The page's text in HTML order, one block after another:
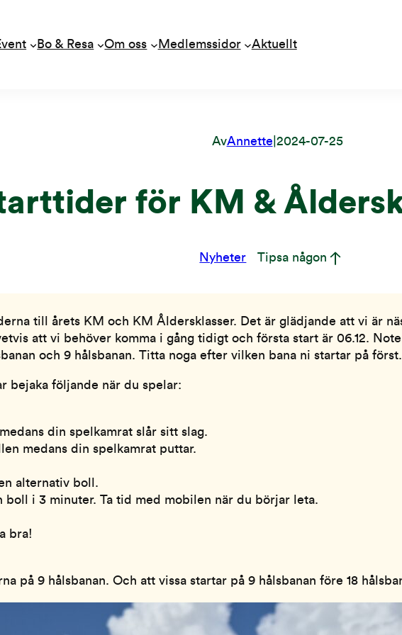
Bo & Resa Om oss Medlemssidor Aktuellt
AvAnnette 2024-07-25
för KM &
Nyheter Tipsa någon
till årets KM och KM Åldersklasser. Det är glädjande att vi är
att vi behöver komma i gång tidigt och första start är 06.12.
och 9 hålsbanan. Titta noga efter vilken bana ni startar på först.
bejaka följande när du spelar:
din spelkamrat slår sitt slag.
medans din spelkamrat puttar.
alternativ boll.
boll i 3 minuter. Ta tid med mobilen när du börjar leta.
bra!
på 9 hålsbanan. Och att vissa startar på 9 hålsbanan före 18